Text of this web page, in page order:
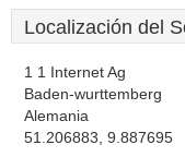
Localización del
1 1 Internet Ag
Baden-wurttemberg
Alemania
51.206883, 9.887695